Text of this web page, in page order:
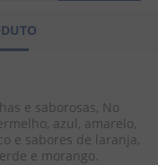
e saborosas, No
azul, amarelo,
e sabores de laranja,
e morango.